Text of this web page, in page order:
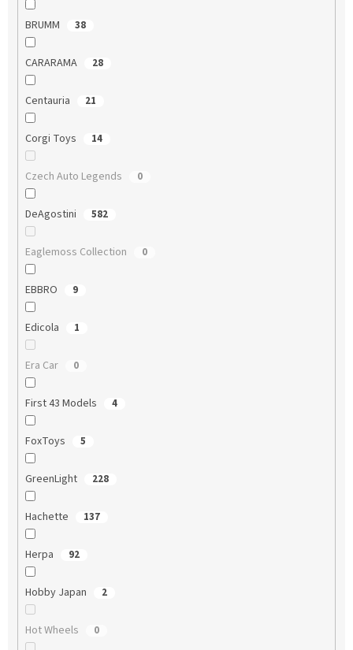
BRUMM 38
CARARAMA 28
Centauria 21
Corgi Toys 14
Czech Auto Legends 0
DeAgostini 582
Eaglemoss Collection 0
EBBRO 9
Edicola 1
Era Car 0
First 43 Models 4
FoxToys 5
GreenLight 228
Hachette 137
Herpa 92
Hobby Japan 2
Hot Wheels 0